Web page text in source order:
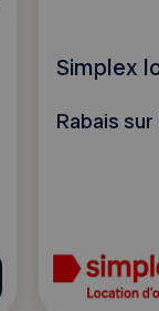
Simplex
Rabais